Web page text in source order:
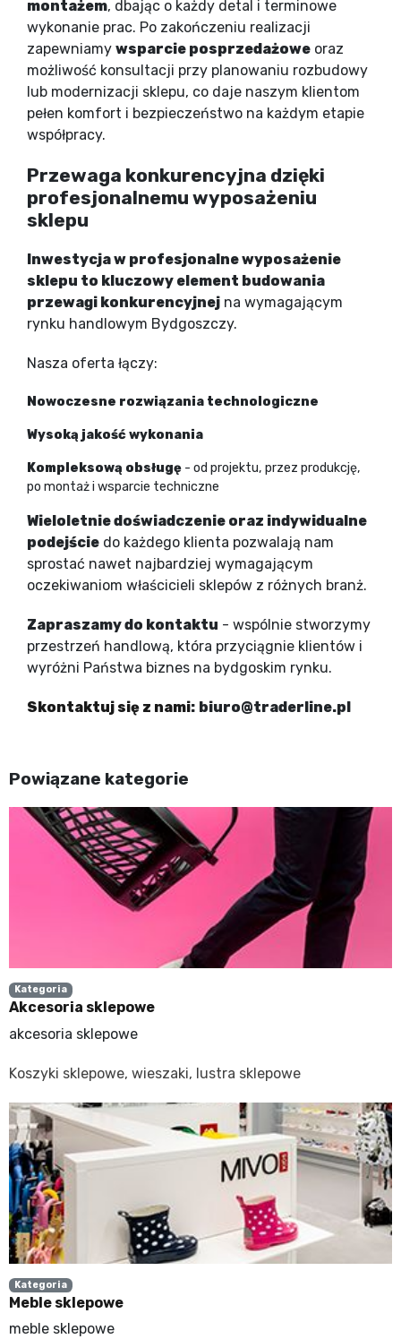
montażem, dbając o każdy detal i terminowe
wykonanie prac. Po zakończeniu realizacji
zapewniamy wsparcie posprzedażowe oraz
możliwość konsultacji przy planowaniu rozbudowy
lub modernizacji sklepu, co daje naszym klientom
pełen komfort i bezpieczeństwo na każdym etapie
współpracy.
Przewaga konkurencyjna dzięki
profesjonalnemu wyposażeniu
sklepu
Inwestycja w profesjonalne wyposażenie
sklepu to kluczowy element budowania
przewagi konkurencyjnej na wymagającym
rynku handlowym Bydgoszczy.
Nasza oferta łączy:
Nowoczesne rozwiązania technologiczne
Wysoką jakość wykonania
Kompleksową obsługę - od projektu, przez produkcję,
po montaż i wsparcie techniczne
Wieloletnie doświadczenie oraz indywidualne
podejście do każdego klienta pozwalają nam
sprostać nawet najbardziej wymagającym
oczekiwaniom właścicieli sklepów z różnych branż.
Zapraszamy do kontaktu - wspólnie stworzymy
przestrzeń handlową, która przyciągnie klientów i
wyróżni Państwa biznes na bydgoskim rynku.
Skontaktuj się z nami: biuro@traderline.pl
Powiązane kategorie
Kategoria
Akcesoria sklepowe
akcesoria sklepowe
Koszyki sklepowe, wieszaki, lustra sklepowe
Kategoria
Meble sklepowe
meble sklepowe